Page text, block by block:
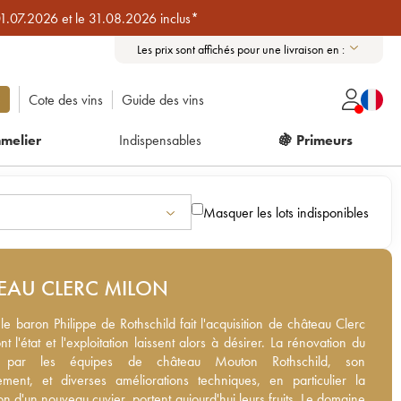
et le 31.08.2026 inclus*
Les prix sont affichés pour une livraison en :
Cote des vins Guide des vins
Indispensables 🍇 Primeurs
Masquer les lots indisponibles
CLERC MILON
baron Philippe de Rothschild fait l'acquisition de château Clerc
l'état et l'exploitation laissent alors à désirer. La rénovation du
les équipes de château Mouton Rothschild, son remembrement,
améliorations techniques, en particulier la construction d'un
baron Philippe de Rothschild fait l'acquisition de château Clerc
l'état et l'exploitation laissent alors à désirer. La rénovation du
par les équipes de château Mouton Rothschild, son
et diverses améliorations techniques, en particulier la